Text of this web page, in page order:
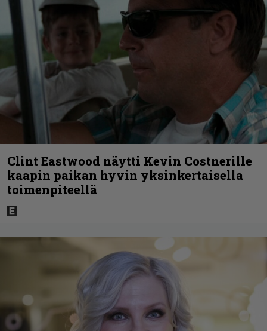
Clint Eastwood näytti Kevin Costnerille
kaapin paikan hyvin yksinkertaisella
toimenpiteellä